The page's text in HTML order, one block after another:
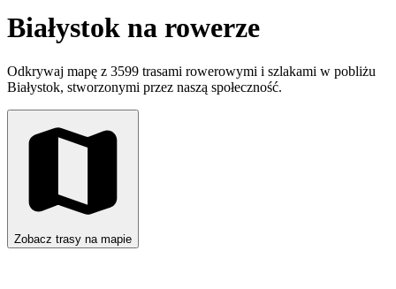
Białystok na rowerze
Odkrywaj mapę z 3599 trasami rowerowymi i szlakami w pobliżu
Białystok, stworzonymi przez naszą społeczność.
Zobacz trasy na mapie